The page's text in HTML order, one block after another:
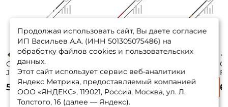
Спиннинг Lucky
John Vanrex 244см.
7-28гр. 146 гр. fast/
LJVA-802MF
5 695 ₽
Ninja Z 244см. 30-
70гр. 150гр. fast /
802HFS
5 300 ₽
10 595 ₽
SnastiZdraste
Porolka 244см. 40-
120гр. 189гр. fast /
SZRPRK802XXH
4 450 ₽
КЕШБЭК 10% 6
Продолжая использовать сайт, Вы даете согласие
ИП Васильев А.А. (ИНН 501305075486) на
обработку файлов cookies и пользовательских
данных.
Этот сайт использует сервис веб-аналитики
Яндекс Метрика, предоставляемый компанией
ООО «ЯНДЕКС», 119021, Россия, Москва, ул. Л.
Толстого, 16 (далее — Яндекс).